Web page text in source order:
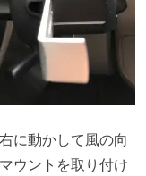
に動かして風の向
ウントを取り付け